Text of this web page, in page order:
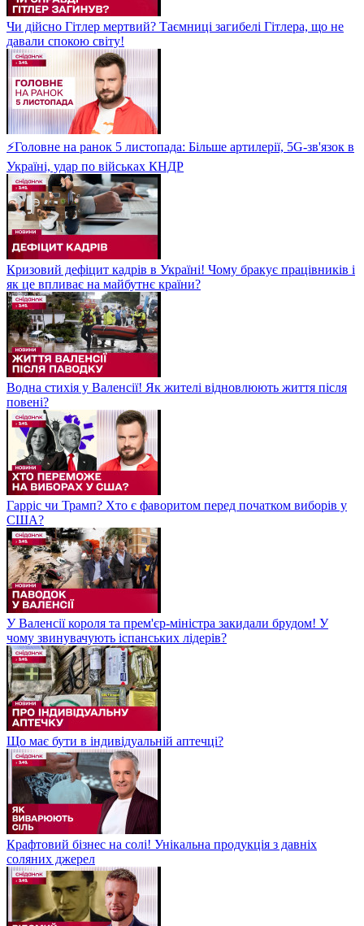
Чи дійсно Гітлер мертвий? Таємниці загибелі Гітлера, що не
давали спокою світу!
⚡Головне на ранок 5 листопада: Більше артилерії, 5G-зв'язок в
Україні, удар по військах КНДР
Кризовий дефіцит кадрів в Україні! Чому бракує працівників і
як це впливає на майбутнє країни?
Водна стихія у Валенсії! Як жителі відновлюють життя після
повені?
Гарріс чи Трамп? Хто є фаворитом перед початком виборів у
США?
У Валенсії короля та прем'єр-міністра закидали брудом! У
чому звинувачують іспанських лідерів?
Що має бути в індивідуальній аптечці?
Крафтовий бізнес на солі! Унікальна продукція з давніх
соляних джерел